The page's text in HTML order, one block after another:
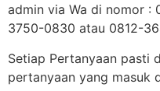
admin via Wa di nomor :
3750-0830 atau 0812-
Setiap Pertanyaan pasti
pertanyaan yang masuk